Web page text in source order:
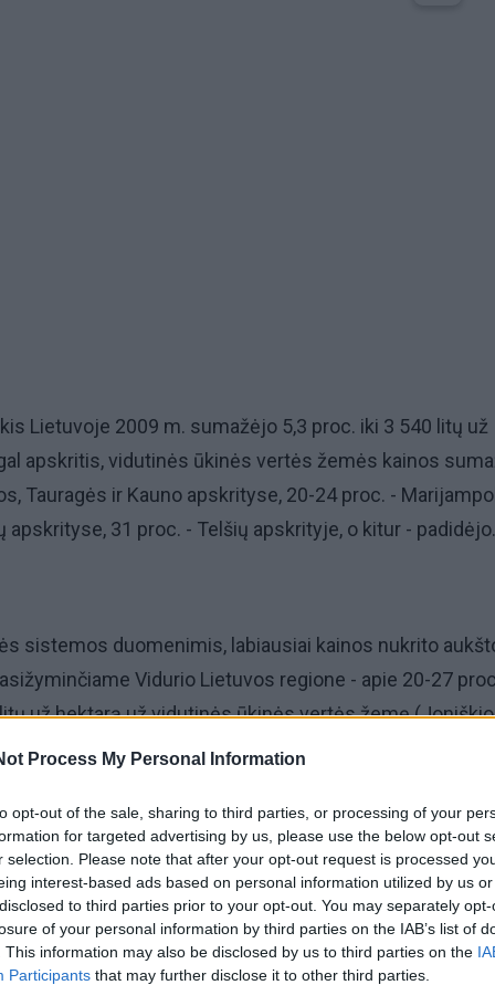
Process My Personal Information
opt-out of the sale, sharing to third parties, or processing of your
for targeted advertising by us, please use the below opt-out
selection. Please note that after your opt-out request is processed
interest-based ads based on personal information utilized by us
to third parties prior to your opt-out. You may separately
of your personal information by third parties on the IAB’s list of
This information may also be disclosed by us to third parties on the
Participants that may further disclose it to other third parties.
Lietuvoje 2009 m. sumažėjo 5,3 proc. iki 3 540 litų už
apskritis, vidutinės ūkinės vertės žemės kainos
Tauragės ir Kauno apskrityse, 20-24 proc. -
apskrityse, 31 proc. - Telšių apskrityje, o kitur - padidėjo.
sistemos duomenimis, labiausiai kainos nukrito
Vidurio Lietuvos regione - apie 20-27
už hektarą už vidutinės ūkinės vertės žemę (Joniškio
sumažėjo apie 13-16 proc. už vidutinę ir prastesnę
čia vidutinė žemė kainavo iki 2 200 litų už
500 litų už hektarą (Klaipėdos rajone - 5 900 litų už
žemės kainos Rytų Lietuvoje beveik nesikeitė (1 500-2